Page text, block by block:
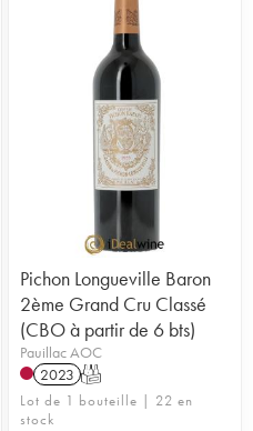
Pichon Longueville Baron
2ème Grand Cru Classé
(CBO à partir de 6 bts)
Pauillac AOC
2023 T
Lot de 1 bouteille | 22 en
stock